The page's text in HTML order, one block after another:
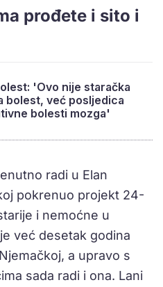
prođete i sito i
'Ovo nije staračka
bolest, već posljedica
bolesti mozga'
radi u Elan
pokrenuo projekt 24-
i nemoćne u
već desetak godina
a upravo s
sada radi i ona. Lani